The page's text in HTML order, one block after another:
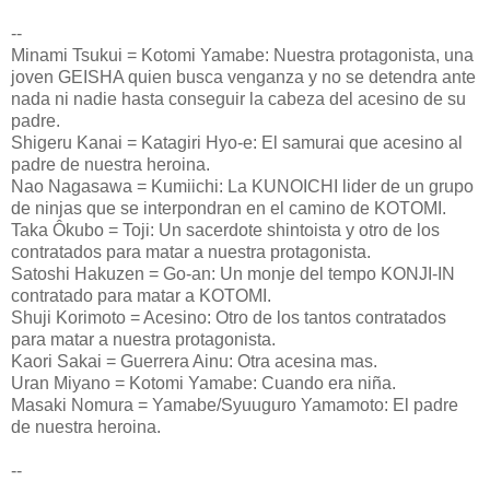
--
Minami Tsukui = Kotomi Yamabe: Nuestra protagonista, una
joven GEISHA quien busca venganza y no se detendra ante
nada ni nadie hasta conseguir la cabeza del acesino de su
padre.
Shigeru Kanai = Katagiri Hyo-e: El samurai que acesino al
padre de nuestra heroina.
Nao Nagasawa = Kumiichi: La KUNOICHI lider de un grupo
de ninjas que se interpondran en el camino de KOTOMI.
Taka Ôkubo = Toji: Un sacerdote shintoista y otro de los
contratados para matar a nuestra protagonista.
Satoshi Hakuzen = Go-an: Un monje del tempo KONJI-IN
contratado para matar a KOTOMI.
Shuji Korimoto = Acesino: Otro de los tantos contratados
para matar a nuestra protagonista.
Kaori Sakai = Guerrera Ainu: Otra acesina mas.
Uran Miyano = Kotomi Yamabe: Cuando era niña.
Masaki Nomura = Yamabe/Syuuguro Yamamoto: El padre
de nuestra heroina.
--